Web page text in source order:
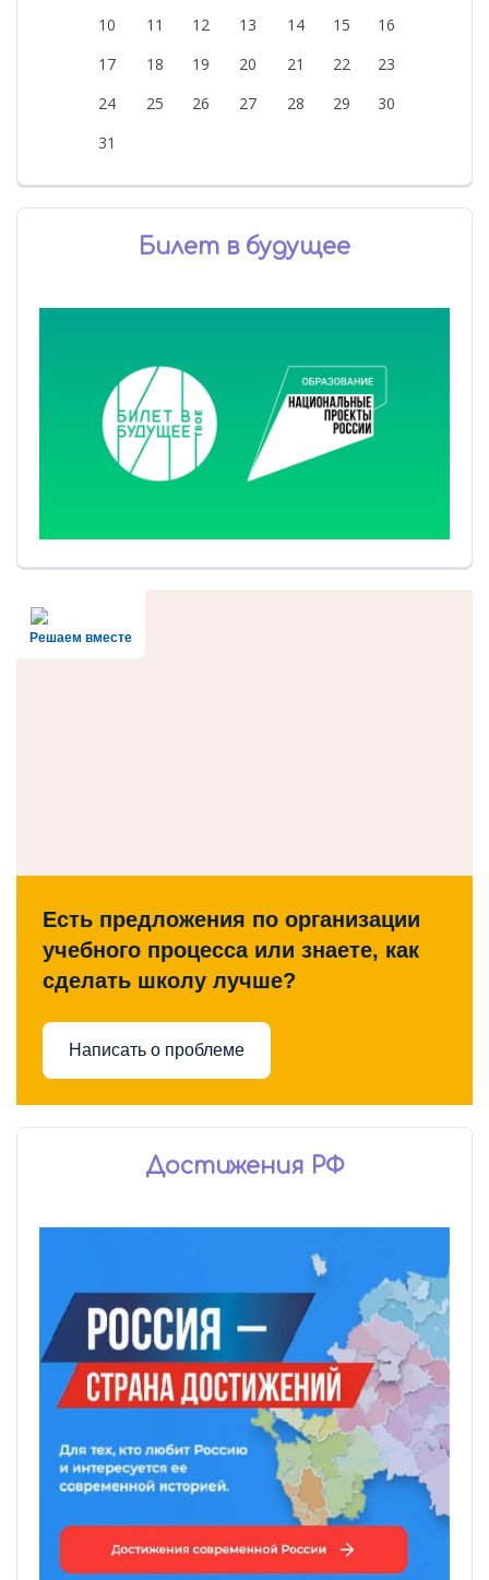
10
11 12 13 14 15
16
17
18 19 20 21 22
23
24
25 26 27 28 29
30
31
Билет в будущее
Решаем вместе
Есть предложения по организации
учебного процесса или знаете, как
сделать школу лучше?
Написать о проблеме
Достижения РФ